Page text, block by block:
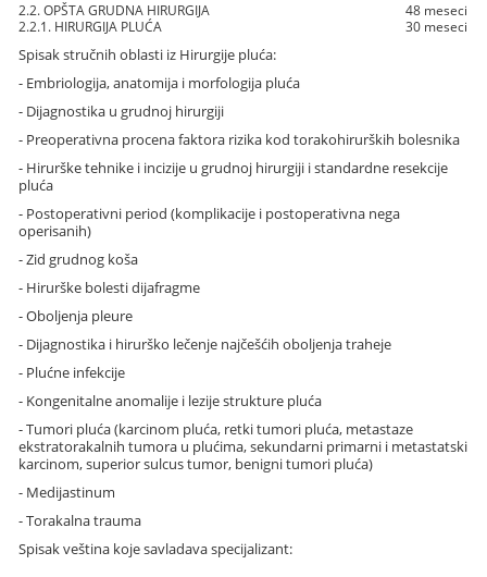
2.2. OPŠTA GRUDNA HIRURGIJA
48 meseci
2.2.1. HIRURGIJA PLUĆA
30 meseci
Spisak stručnih oblasti iz Hirurgije pluća:
- Embriologija, anatomija i morfologija pluća
- Dijagnostika u grudnoj hirurgiji
- Preoperativna procena faktora rizika kod torakohirurških bolesnika
- Hirurške tehnike i incizije u grudnoj hirurgiji i standardne resekcije
pluća
- Postoperativni period (komplikacije i postoperativna nega
operisanih)
- Zid grudnog koša
- Hirurške bolesti dijafragme
- Oboljenja pleure
- Dijagnostika i hirurško lečenje najčešćih oboljenja traheje
- Plućne infekcije
- Kongenitalne anomalije i lezije strukture pluća
- Tumori pluća (karcinom pluća, retki tumori pluća, metastaze
ekstratorakalnih tumora u plućima, sekundarni primarni i metastatski
karcinom, superior sulcus tumor, benigni tumori pluća)
- Medijastinum
- Torakalna trauma
Spisak veština koje savladava specijalizant: